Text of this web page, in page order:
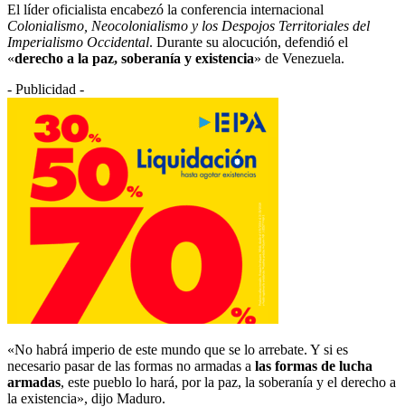
El líder oficialista encabezó la conferencia internacional
Colonialismo, Neocolonialismo y los Despojos Territoriales del
Imperialismo Occidental. Durante su alocución, defendió el
«derecho a la paz, soberanía y existencia» de Venezuela.
- Publicidad -
«No habrá imperio de este mundo que se lo arrebate. Y si es
necesario pasar de las formas no armadas a las formas de lucha
armadas, este pueblo lo hará, por la paz, la soberanía y el derecho a
la existencia», dijo Maduro.